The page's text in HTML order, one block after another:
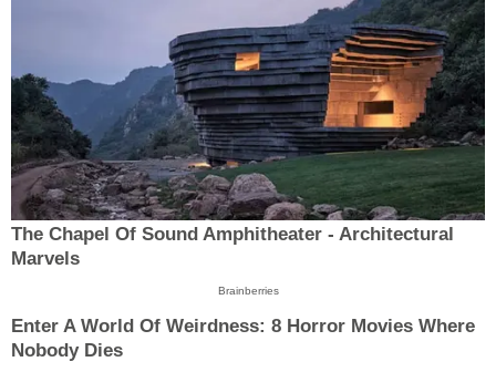
The Chapel Of Sound Amphitheater - Architectural
Marvels
Brainberries
Enter A World Of Weirdness: 8 Horror Movies Where
Nobody Dies